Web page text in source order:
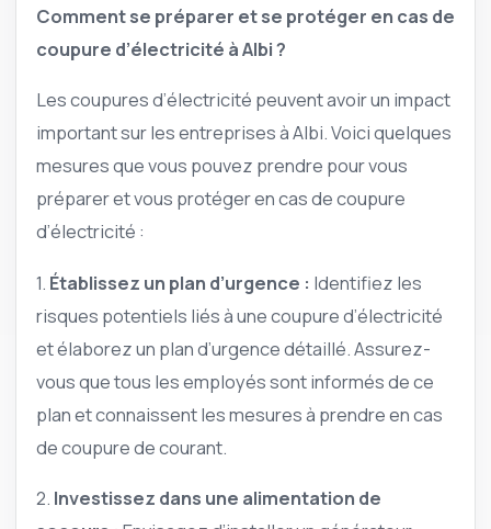
Comment se préparer et se protéger en cas de
coupure d’électricité à Albi ?
Les coupures d’électricité peuvent avoir un impact
important sur les entreprises à Albi. Voici quelques
mesures que vous pouvez prendre pour vous
préparer et vous protéger en cas de coupure
d’électricité :
1. Établissez un plan d’urgence : Identifiez les
risques potentiels liés à une coupure d’électricité
et élaborez un plan d’urgence détaillé. Assurez-
vous que tous les employés sont informés de ce
plan et connaissent les mesures à prendre en cas
de coupure de courant.
2. Investissez dans une alimentation de